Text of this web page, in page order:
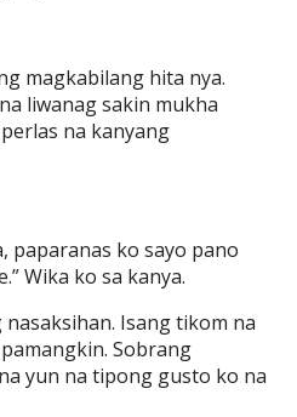
magkabilang hita nya.
liwanag sakin mukha
na kanyang
paparanas ko sayo pano
Wika ko sa kanya.
Isang tikom na
Sobrang
yun na tipong gusto ko na